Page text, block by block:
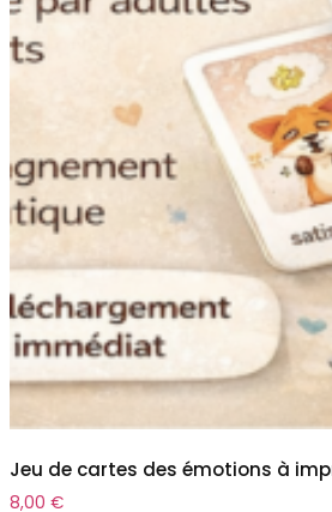
Jeu de cartes des émotions à
8,00 €